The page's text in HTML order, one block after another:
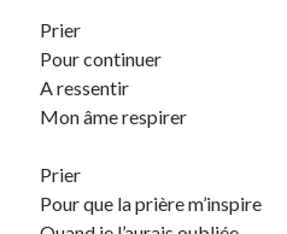
Archives
Prier
Pour continuer
A ressentir
Monâmerespirer
Prier
Pour que laprièrem’inspire